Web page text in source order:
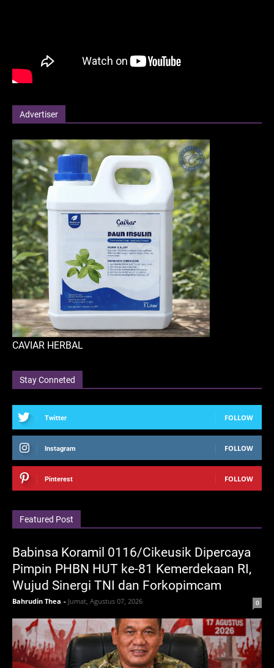
Advertiser
CAVIAR HERBAL
Stay Conneted
Twitter FOLLOW
Instagram FOLLOW
Pinterest FOLLOW
Featured Post
Babinsa Koramil 0116/Cikeusik Dipercaya
Pimpin PHBN HUT ke-81 Kemerdekaan RI,
Wujud Sinergi TNI dan Forkopimcam
Bahrudin Thea - Jumat, Agustus 07, 2026 0